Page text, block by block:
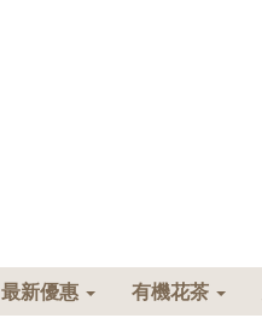
最新優惠 有機花茶